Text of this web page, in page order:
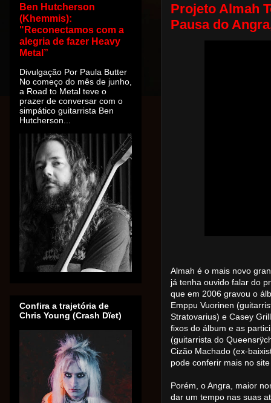
Projeto Almah
Pausa do
Almah é o mais novo
já tenha ouvido falar do
que em 2006 gravou o
Emppu Vuorinen
Stratovarius) e Casey
fixos do álbum e as
(guitarrista do
Cizão Machado (ex-
pode conferir mais no
Porém, o Angra, maior
dar um tempo nas suas
Ben Hutcherson
(Khemmis):
"Reconectamos com a
alegria de fazer Heavy
Metal”
Divulgação Por Paula Butter
No começo do mês de junho,
a Road to Metal teve o
prazer de conversar com o
simpático guitarrista Ben
Hutcherson...
Confira a trajetória de
Chris Young (Crash Dïet)